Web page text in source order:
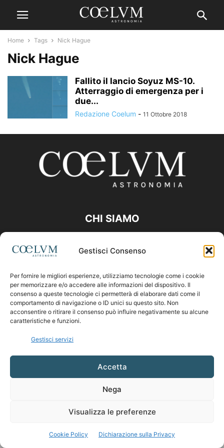
Gestisci Consenso
Per fornire le migliori esperienze, utilizziamo tecnologie come i cookie
per memorizzare e/o accedere alle informazioni del dispositivo. Il
consenso a queste tecnologie ci permetterà di elaborare dati come il
comportamento di navigazione o ID unici su questo sito. Non
acconsentire o ritirare il consenso può influire negativamente su alcune
caratteristiche e funzioni.
Gestisci servizi
Accetta
Nega
Visualizza le preferenze
Cookie Policy Dichiarazione sulla Privacy
Home Tags Nick Hague
Nick Hague
Fallito il lancio Soyuz MS-10.
Atterraggio di emergenza per i
due...
Redazione Coelum - 11 Ottobre 2018
CHI SIAMO
Contattaci:coelumastro@coelum.com
SEGUICI